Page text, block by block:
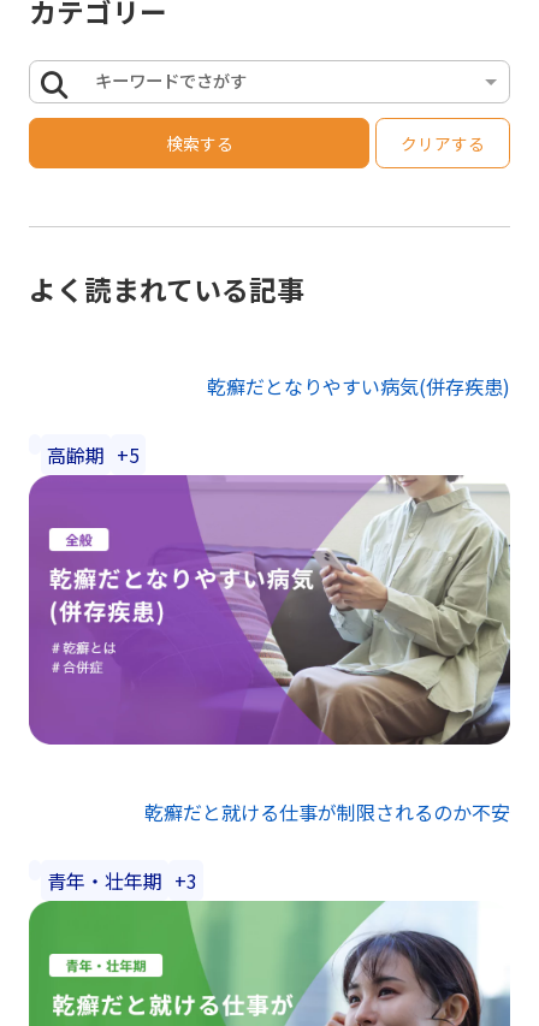
カテゴリー
キーワードでさがす
検索する クリアする
よく読まれている記事
乾癬だとなりやすい病気(併存疾患)
高齢期 +5
乾癬だと就ける仕事が制限されるのか不安
青年・壮年期 +3